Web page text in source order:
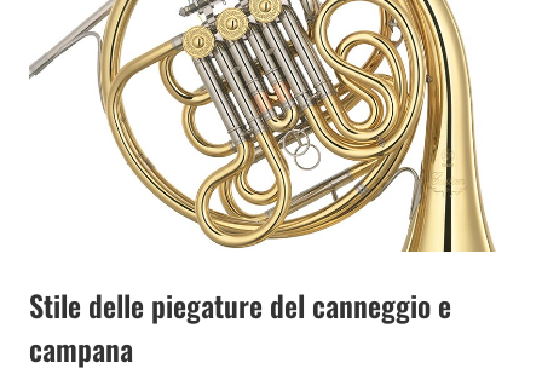
Stile delle piegature del canneggio e
campana